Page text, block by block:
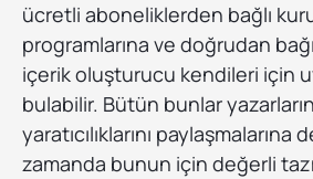
ücretli aboneliklerden bağlı
programlarına ve doğrudan
içerik oluşturucu kendileri için
bulabilir. Bütün bunlar
yaratıcılıklarını paylaşmalarına
zamanda bunun için değerli